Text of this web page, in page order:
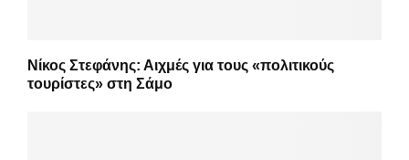
Νίκος Στεφάνης: Αιχμές για τους «πολιτικούς
τουρίστες» στη Σάμο